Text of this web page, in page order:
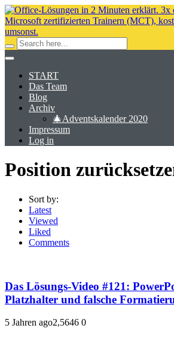
START
Das Team
Blog
Archiv
🎄Adventskalender 2020
Impressum
Log in
Position
Sort by:
Latest
Viewed
Liked
Comments
Das Lösungs-Video #121:
Platzhalter und falsche
5 Jahren ago2,5646 0